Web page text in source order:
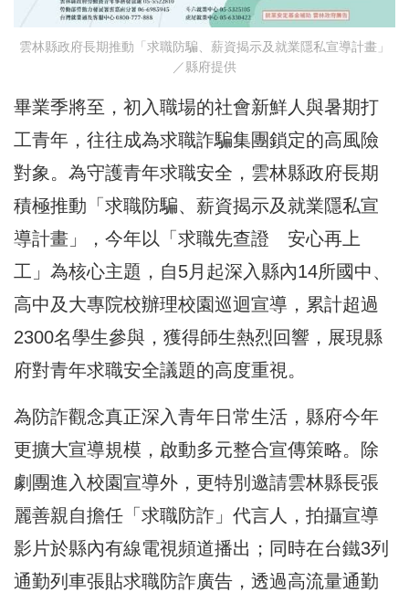
雲林縣政府長期推動「求職防騙、薪資揭示及就業隱私宣導計畫」
／縣府提供
畢業季將至，初入職場的社會新鮮人與暑期打
工青年，往往成為求職詐騙集團鎖定的高風險
對象。為守護青年求職安全，雲林縣政府長期
積極推動「求職防騙、薪資揭示及就業隱私宣
導計畫」，今年以「求職先查證 安心再上
工」為核心主題，自5月起深入縣內14所國中、
高中及大專院校辦理校園巡迴宣導，累計超過
2300名學生參與，獲得師生熱烈回響，展現縣
府對青年求職安全議題的高度重視。
為防詐觀念真正深入青年日常生活，縣府今年
更擴大宣導規模，啟動多元整合宣傳策略。除
劇團進入校園宣導外，更特別邀請雲林縣長張
麗善親自擔任「求職防詐」代言人，拍攝宣導
影片於縣內有線電視頻道播出；同時在台鐵3列
通勤列車張貼求職防詐廣告，透過高流量通勤